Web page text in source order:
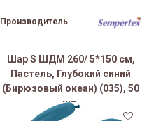
Производитель:
Шар S ШДМ 260/ 5*150 см,
Пастель, Глубокий синий
(Бирюзовый океан) (035), 50
шт.